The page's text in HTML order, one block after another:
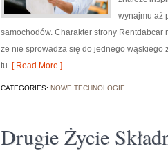
wynajmu aż
samochodów. Charakter strony
że nie sprowadza się do jednego wąskiego
tu [ Read More ]
CATEGORIES: NOWE TECHNOLOGIE
Drugie Życie